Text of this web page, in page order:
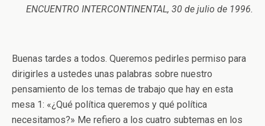
ENCUENTRO INTERCONTINENTAL, 30 de julio de 1996.
Buenas tardes a todos. Queremos pedirles permiso para
dirigirles a ustedes unas palabras sobre nuestro
pensamiento de los temas de trabajo que hay en esta
mesa 1: «¿Qué política queremos y qué política
necesitamos?» Me refiero a los cuatro subtemas en los